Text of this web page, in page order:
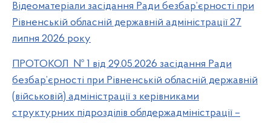
Відеоматеріали засідання Ради безбар’єрності при
Рівненській обласній державній адміністрації 27
липня 2026 року
ПРОТОКОЛ № 1 від 29.05.2026 засідання Ради
безбар’єрності при Рівненській обласній державній
(військовій) адміністрації з керівниками
структурних підрозділів облдержадміністрації –